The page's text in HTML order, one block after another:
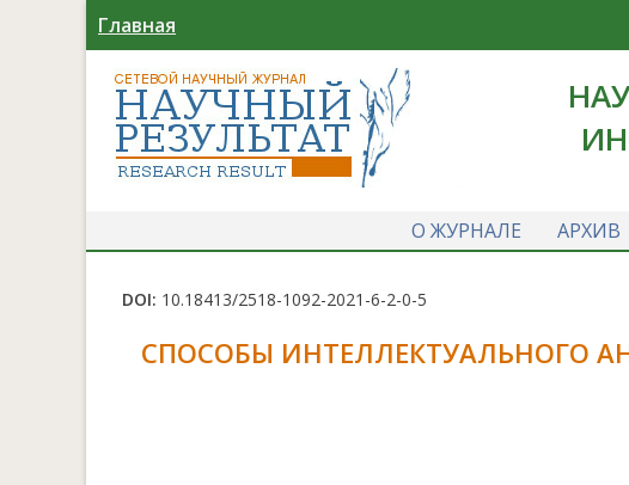
Главная
О ЖУРНАЛЕ АРХИВ
DOI: 10.18413/2518-1092-2021-6-2-0-5
СПОСОБЫ ИНТЕЛЛЕКТУАЛЬНОГО